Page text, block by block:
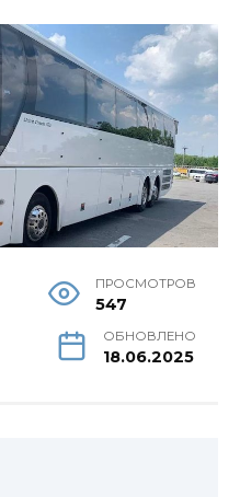
ПРОСМОТРОВ
547
ОБНОВЛЕНО
18.06.2025